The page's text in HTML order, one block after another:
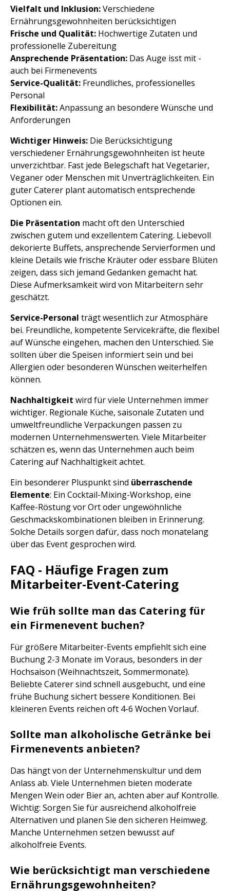
Vielfalt und Inklusion:Verschiedene
Ernährungsgewohnheiten berücksichtigen
Frische und Qualität: Hochwertige Zutaten und
professionelle Zubereitung
Ansprechende Präsentation: Das Auge isst mit -
auch bei Firmenevents
Service-Qualität: Freundliches, professionelles
Personal
Flexibilität:Anpassung an besondere Wünsche und
Anforderungen
Wichtiger Hinweis: Die Berücksichtigung
verschiedener Ernährungsgewohnheiten ist heute
unverzichtbar. Fast jede Belegschaft hat Vegetarier,
Veganer oder Menschen mit Unverträglichkeiten. Ein
guter Caterer plant automatisch entsprechende
Optionen ein.
Die Präsentation macht oft den Unterschied
zwischen gutem und exzellentem Catering. Liebevoll
dekorierte Buffets, ansprechende Servierformen und
kleine Details wie frische Kräuter oder essbare Blüten
zeigen, dass sich jemand Gedanken gemacht hat.
Diese Aufmerksamkeit wird von Mitarbeitern sehr
geschätzt.
Service-Personal trägt wesentlich zur Atmosphäre
bei. Freundliche, kompetente Servicekräfte, die flexibel
auf Wünsche eingehen, machen den Unterschied. Sie
sollten über die Speisen informiert sein und bei
Allergien oder besonderen Wünschen weiterhelfen
können.
Nachhaltigkeit wird für viele Unternehmen immer
wichtiger. Regionale Küche, saisonale Zutaten und
umweltfreundliche Verpackungen passen zu
modernen Unternehmenswerten. Viele Mitarbeiter
schätzen es, wenn das Unternehmen auch beim
Catering auf Nachhaltigkeit achtet.
Ein besonderer Pluspunkt sind überraschende
Elemente: Ein Cocktail-Mixing-Workshop, eine
Kaffee-Röstung vor Ort oder ungewöhnliche
Geschmackskombinationen bleiben in Erinnerung.
Solche Details sorgen dafür, dass noch monatelang
über das Event gesprochen wird.
FAQ - Häufige Fragen zum
Mitarbeiter-Event-Catering
Wie früh sollte man das Catering für
ein Firmenevent buchen?
Für größere Mitarbeiter-Events empfiehlt sich eine
Buchung 2-3 Monate im Voraus, besonders in der
Hochsaison (Weihnachtszeit, Sommermonate).
Beliebte Caterer sind schnell ausgebucht, und eine
frühe Buchung sichert bessere Konditionen. Bei
kleineren Events reichen oft 4-6 Wochen Vorlauf.
Sollte man alkoholische Getränke bei
Firmenevents anbieten?
Das hängt von der Unternehmenskultur und dem
Anlass ab. Viele Unternehmen bieten moderate
Mengen Wein oder Bier an, achten aber auf Kontrolle.
Wichtig: Sorgen Sie für ausreichend alkoholfreie
Alternativen und planen Sie den sicheren Heimweg.
Manche Unternehmen setzen bewusst auf
alkoholfreie Events.
Wie berücksichtigt man verschiedene
Ernährungsgewohnheiten?